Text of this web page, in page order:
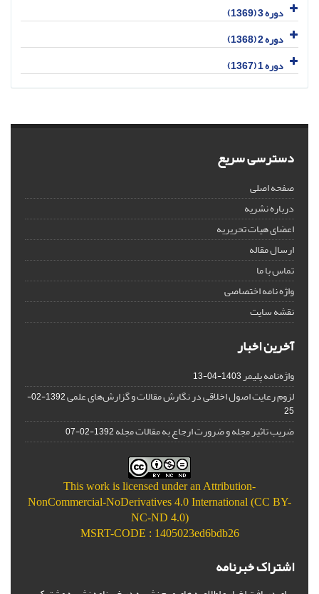
دوره 3 (1369)
دوره 2 (1368)
دوره 1 (1367)
دسترسی سریع
صفحه اصلی
درباره نشریه
اعضای هیات تحریریه
ارسال مقاله
تماس با ما
واژه نامه اختصاصی
نقشه سایت
آخرین اخبار
واژه‌نامه پلیمر1403-04-13
لزوم رعایت اصول اخلاقی در نگارش مقالات و گزارش‌‌های علمی
1392-02-
25
ضریب تاثیر مجله و ضرورت ارجاع به مقالات مجله1392-02-07
This work is licensed under an Attribution-
NonCommercial-NoDerivatives 4.0 International (CC BY-
NC-ND 4.0)
MSRT-CODE : 1405023ed6bdb26
اشتراک خبرنامه